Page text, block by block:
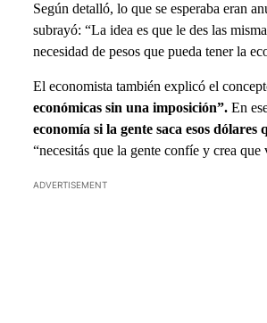
Según detalló, lo que se esperaba eran
subrayó: “La idea es que le des las
necesidad de pesos que pueda tener la
El economista también explicó el
económicas sin una imposición”. En
economía si la gente saca esos
“necesitás que la gente confíe y crea
ADVERTISEMENT